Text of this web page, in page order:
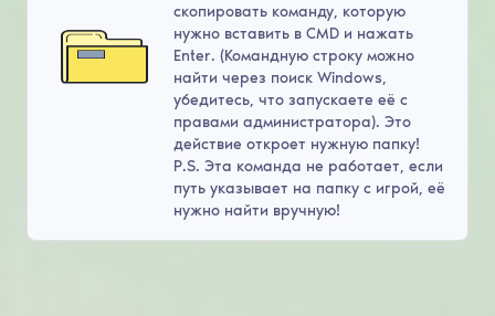
скопировать команду, которую
нужно вставить в CMD и нажать
Enter. (Командную строку можно
найти через поиск Windows,
убедитесь, что запускаете её с
правами администратора). Это
действие откроет нужную папку!
P.S. Эта команда не работает, если
путь указывает на папку с игрой, её
нужно найти вручную!